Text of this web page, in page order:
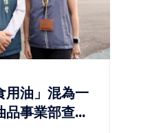
用油」混為一
事業部查